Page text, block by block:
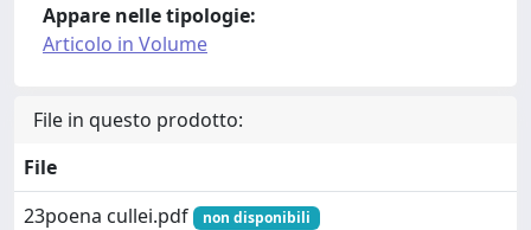
Appare nelle tipologie:
Articolo in Volume
File in questo prodotto:
File
23poena cullei.pdf
non disponibili